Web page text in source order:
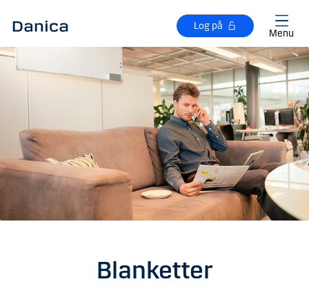
Log på
Menu
Blanketter